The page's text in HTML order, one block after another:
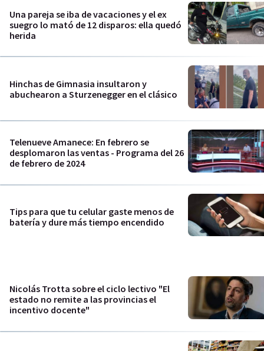
Una pareja se iba de vacaciones y el ex
suegro lo mató de 12 disparos: ella quedó
herida
Hinchas de Gimnasia insultaron y
abuchearon a Sturzenegger en el clásico
Telenueve Amanece: En febrero se
desplomaron las ventas - Programa del 26
de febrero de 2024
Tips para que tu celular gaste menos de
batería y dure más tiempo encendido
Nicolás Trotta sobre el ciclo lectivo "El
estado no remite a las provincias el
incentivo docente"